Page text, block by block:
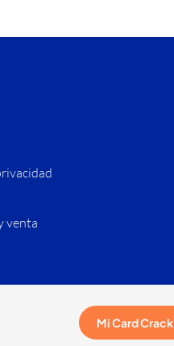
venta
Mi Card Crack